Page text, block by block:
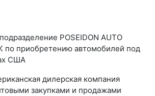
POSEIDON AUTO
по приобретению автомобилей под
США
дилерская компания
закупками и продажами